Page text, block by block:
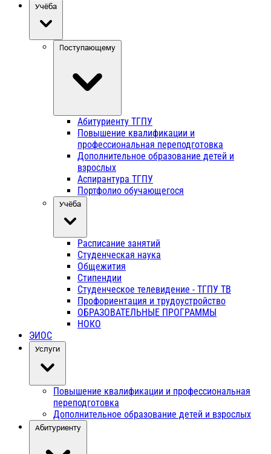
Учёба
Поступающему
Абитуриенту ТГПУ
Повышение квалификации и
профессиональная переподготовка
Дополнительное образование детей и
взрослых
Аспирантура ТГПУ
Портфолио обучающегося
Учёба
Расписание занятий
Студенческая наука
Общежития
Стипендии
Студенческое телевидение - ТГПУ ТВ
Профориентация и трудоустройство
ОБРАЗОВАТЕЛЬНЫЕ ПРОГРАММЫ
НОКО
ЭИОС
Услуги
Повышение квалификации и профессиональная
переподготовка
Дополнительное образование детей и взрослых
Абитуриенту